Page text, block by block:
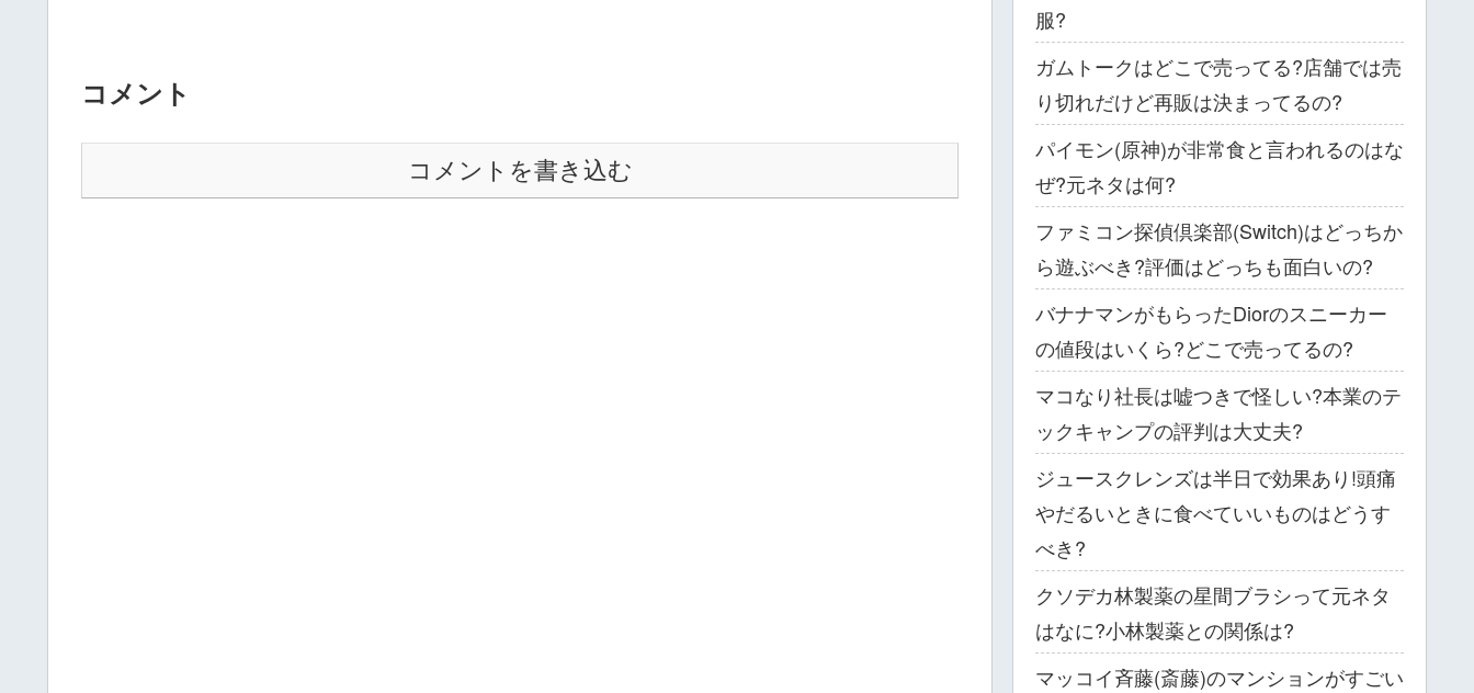
コメント
コメントを書き込む
服?
ガムトークはどこで売ってる?店舗では売
り切れだけど再販は決まってるの?
パイモン(原神)が非常食と言われるのはな
ぜ?元ネタは何?
ファミコン探偵倶楽部(Switch)はどっちか
ら遊ぶべき?評価はどっちも面白いの?
バナナマンがもらったDiorのスニーカー
の値段はいくら?どこで売ってるの?
マコなり社長は嘘つきで怪しい?本業のテ
ックキャンプの評判は大丈夫?
ジュースクレンズは半日で効果あり!頭痛
やだるいときに食べていいものはどうす
べき?
クソデカ林製薬の星間ブラシって元ネタ
はなに?小林製薬との関係は?
マッコイ斉藤(斎藤)のマンションがすごい